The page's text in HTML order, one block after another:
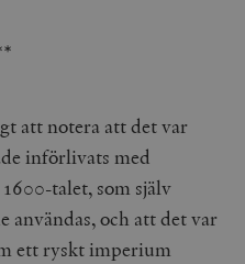
att notera att det var
införlivats med
talet, som själv
användas, och att det var
ett ryskt imperium